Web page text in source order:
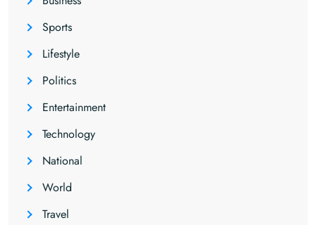
Sports
Lifestyle
Politics
Entertainment
Technology
National
World
Travel